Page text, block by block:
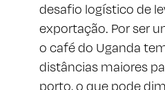
desafio logístico de
exportação. Por ser
o café do Uganda
distâncias maiores
porto, o que pode